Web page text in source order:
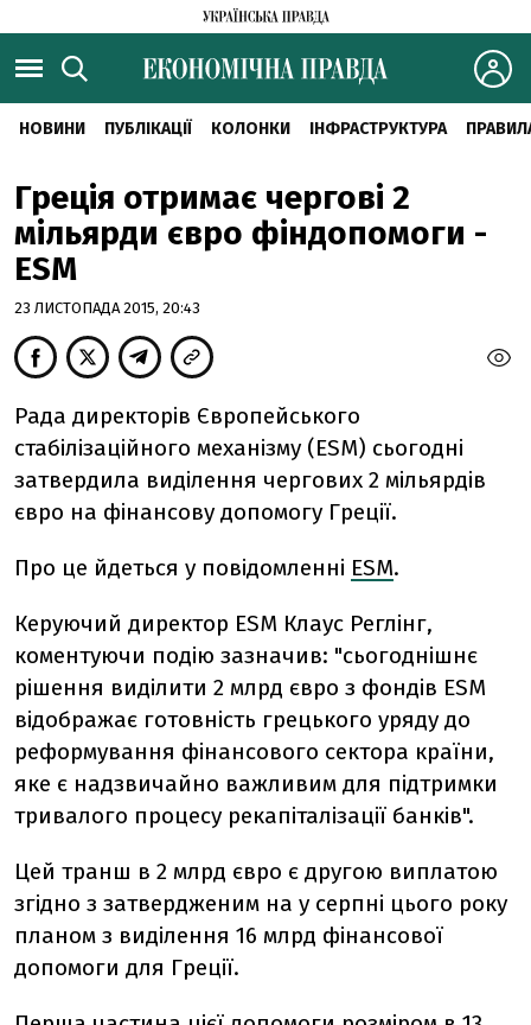
НОВИНИ ПУБЛІКАЦІЇ КОЛОНКИ ІНФРАСТРУКТУРА
Греція отримає чергові 2
мільярди євро фіндопомоги -
ESM
23 ЛИСТОПАДА 2015, 20:43
Рада директорів Європейського
стабілізаційного механізму (ESM) сьогодні
затвердила виділення чергових 2 мільярдів
євро на фінансову допомогу Греції.
Про це йдеться у повідомленні ESM.
Керуючий директор ESM Клаус Реглінг,
коментуючи подію зазначив: "сьогоднішнє
рішення виділити 2 млрд євро з фондів ESM
відображає готовність грецького уряду до
реформування фінансового сектора країни,
яке є надзвичайно важливим для підтримки
тривалого процесу рекапіталізації банків".
Цей транш в 2 млрд євро є другою виплатою
згідно з затвердженим на у серпні цього року
планом з виділення 16 млрд фінансової
допомоги для Греції.